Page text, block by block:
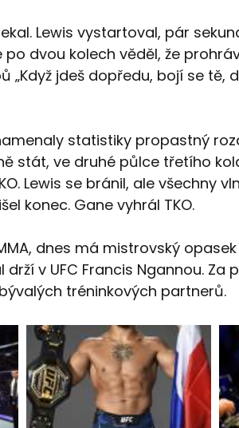
Lewis vystartoval, pár
po dvou kolech věděl, že
„Když jdeš dopředu, bojí se tě,
statistiky propastný
stát, ve druhé půlce třetího
Lewis se bránil, ale všechny
konec. Gane vyhrál TKO.
dnes má mistrovský opasek
v UFC Francis Ngannou. Za
tréninkových partnerů.